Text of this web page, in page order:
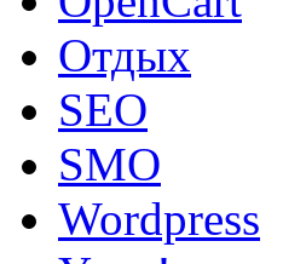
Oтдых
SEO
SMO
Wordpress